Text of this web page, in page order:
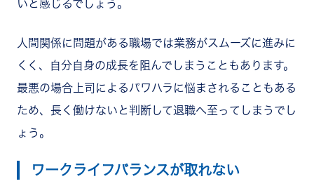
いと感じるでしょう。
人間関係に問題がある職場では業務がスムーズに進みに
くく、自分自身の成長を阻んでしまうこともあります。
最悪の場合上司によるパワハラに悩まされることもある
ため、長く働けないと判断して退職へ至ってしまうでし
ょう。
ワークライフバランスが取れない